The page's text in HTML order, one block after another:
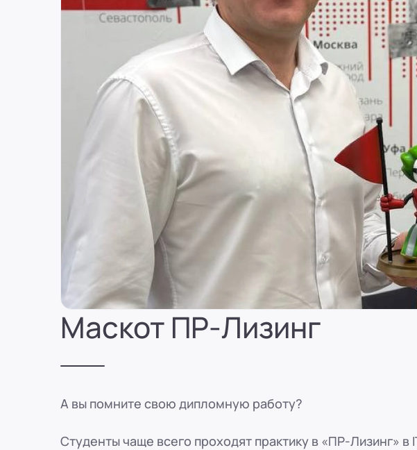
8 (800) 250-25-31 (вн. 520)mail@pr-liz.ru 8 (800) 250-25-31 (вн. 520)
8 (800) 250-25-31 (вн. 153)
8 (800) 250-25-31 (вн. 153)
ул. Дуки, д. 69 БЦ Бизнес Сити, офис 403
mail@pr-liz.ru
8 (800) 250-25-31 (вн. 320)
тракт Павловский, д. 295
8 (800) 250-25-31 (вн. 220) mail@pr-liz.ru8 (800) 250-25-31 (вн. 220)
8 (800) 250-25-31 (вн. 129)
mail@pr-liz.ru
8 (800) 250-25-31 (вн. 129)
ООО "ПР-Лизинг"
8 (800) 250-25-31 (вн. 240)
mail@pr-liz.ru8 (800) 250-25-31 (вн. 240)
Иркутск
8 (800) 250-25-31 (вн. 153)mail@pr-liz.ru 8 (800) 250-25-31 (вн. 153)
ООО "ПР-Лизинг"
8 (800) 250-25-31 (вн. 153)
Пенза
ООО "ПР-Лизинг"
Маскот ПР-Лизинг
А вы помните свою дипломную работу?
Студенты чаще всего проходят практику в «ПР-Лизинг» в